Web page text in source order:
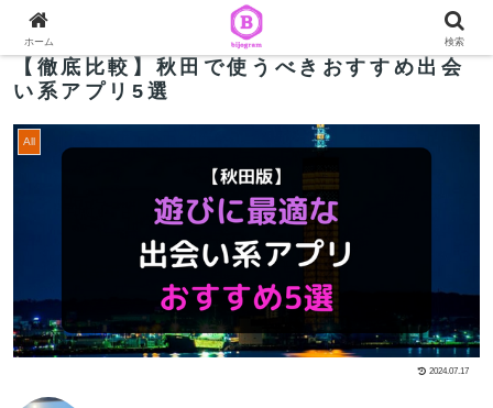
【徹底比較】秋田で使うべきおすすめ出会
い系アプリ5選
All
2024.07.17
ホーム 検索